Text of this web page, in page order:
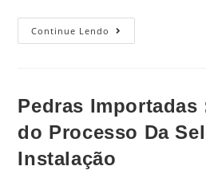
Continue Lendo
Pedras Importadas
do Processo Da
Instalação